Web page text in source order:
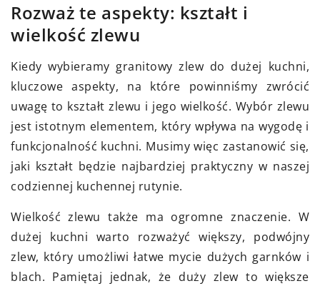
Rozważ te aspekty: kształt i
wielkość zlewu
Kiedy wybieramy granitowy zlew do dużej kuchni,
kluczowe aspekty, na które powinniśmy zwrócić
uwagę to kształt zlewu i jego wielkość. Wybór zlewu
jest istotnym elementem, który wpływa na wygodę i
funkcjonalność kuchni. Musimy więc zastanowić się,
jaki kształt będzie najbardziej praktyczny w naszej
codziennej kuchennej rutynie.
Wielkość zlewu także ma ogromne znaczenie. W
dużej kuchni warto rozważyć większy, podwójny
zlew, który umożliwi łatwe mycie dużych garnków i
blach. Pamiętaj jednak, że duży zlew to większe